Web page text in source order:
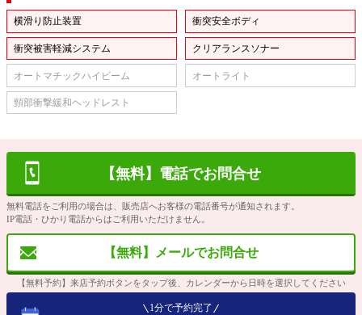
横滑り防止装置 衝突安全ボディ
衝突被害軽減システム クリアランスソナー
オートマチックハイビーム オートライト
頸部衝撃緩和ヘッドレスト
【無料】電話でお問合せ
無料電話をご利用の場合は、販売店へお客様の電話番号が通知されます。
IP電話・ひかり電話からはご利用いただけません。
【無料】メールでお問合せ
【無料予約】来店予約ボタンをタップ後、カレンダーから日時を選択してください
1分で予約完了